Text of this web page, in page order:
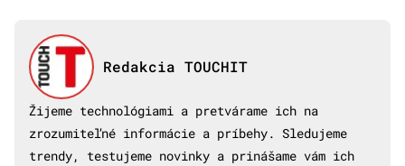
Redakcia TOUCHIT
Žijeme technológiami a pretvárame ich na
zrozumiteľné informácie a príbehy. Sledujeme
trendy, testujeme novinky a prinášame vám ich